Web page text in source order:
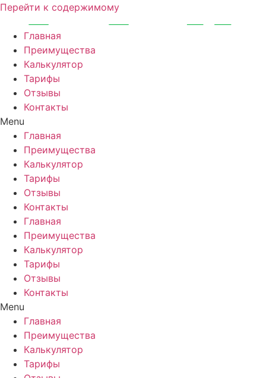
Перейти к содержимому
Главная
Преимущества
Калькулятор
Тарифы
Отзывы
Контакты
Menu
Главная
Преимущества
Калькулятор
Тарифы
Отзывы
Контакты
Главная
Преимущества
Калькулятор
Тарифы
Отзывы
Контакты
Menu
Главная
Преимущества
Калькулятор
Тарифы